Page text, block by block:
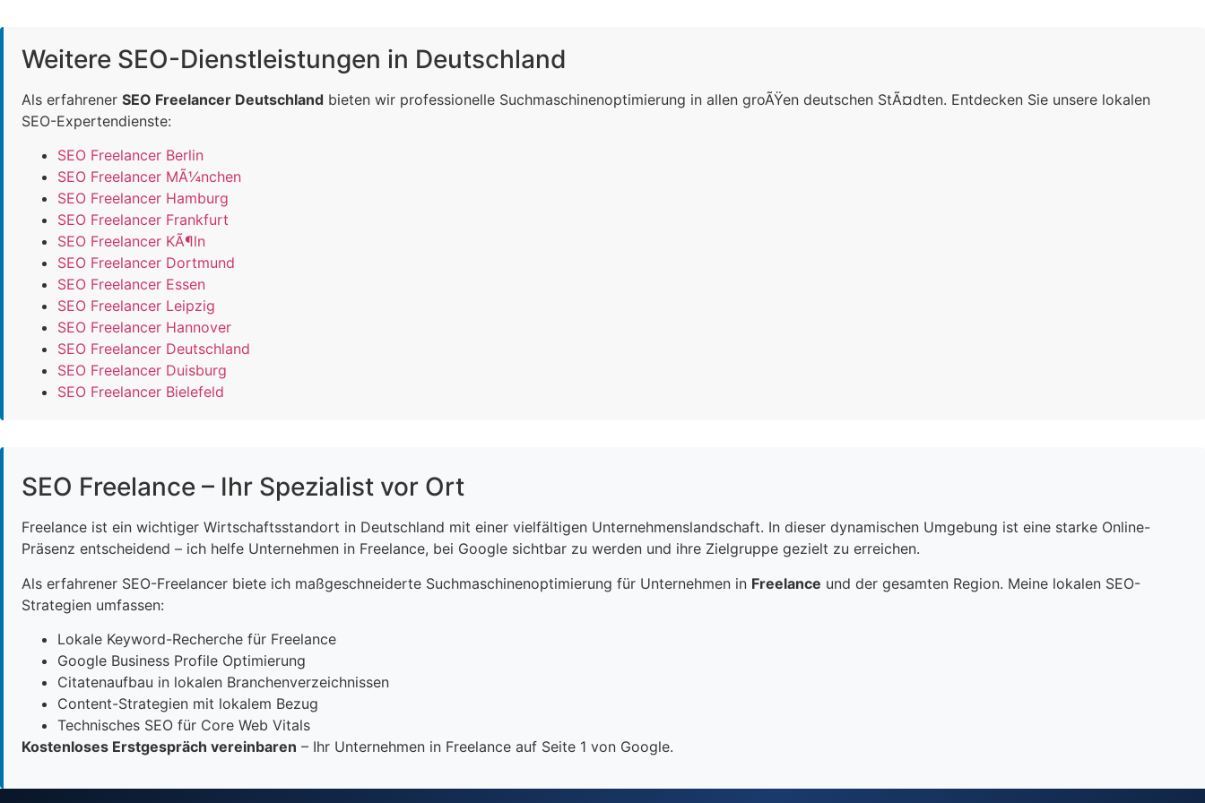
Weitere SEO-Dienstleistungen in Deutschland
Als erfahrener SEO Freelancer Deutschland bieten wir professionelle Suchmaschinenoptimierung in allen groÃŸen deutschen StÃ¤dten. Entdecken Sie unsere lokalen
SEO-Expertendienste:
SEO Freelancer Berlin
SEO Freelancer MÃ¼nchen
SEO Freelancer Hamburg
SEO Freelancer Frankfurt
SEO Freelancer KÃ¶ln
SEO Freelancer Dortmund
SEO Freelancer Essen
SEO Freelancer Leipzig
SEO Freelancer Hannover
SEO Freelancer Deutschland
SEO Freelancer Duisburg
SEO Freelancer Bielefeld
SEO Freelance – Ihr Spezialist vor Ort
Freelance ist ein wichtiger Wirtschaftsstandort in Deutschland mit einer vielfältigen Unternehmenslandschaft. In dieser dynamischen Umgebung ist eine starke Online-
Präsenz entscheidend – ich helfe Unternehmen in Freelance, bei Google sichtbar zu werden und ihre Zielgruppe gezielt zu erreichen.
Als erfahrener SEO-Freelancer biete ich maßgeschneiderte Suchmaschinenoptimierung für Unternehmen in Freelance und der gesamten Region. Meine lokalen SEO-
Strategien umfassen:
Lokale Keyword-Recherche für Freelance
Google Business Profile Optimierung
Citatenaufbau in lokalen Branchenverzeichnissen
Content-Strategien mit lokalem Bezug
Technisches SEO für Core Web Vitals
Kostenloses Erstgespräch vereinbaren – Ihr Unternehmen in Freelance auf Seite 1 von Google.